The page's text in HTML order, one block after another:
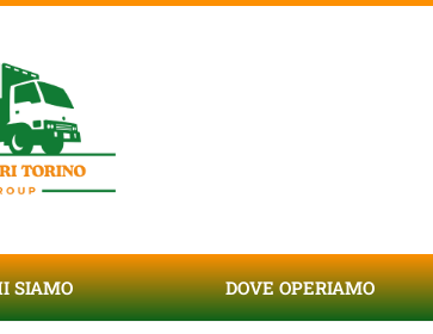
SIAMO DOVE OPERIAMO